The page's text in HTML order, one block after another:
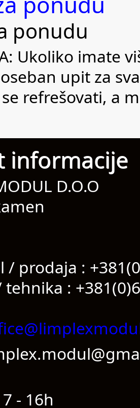
ponudu
Ukoliko imate
upit za
refrešovati, a
informacije
D.O.O
/ prodaja :
:
- 16h